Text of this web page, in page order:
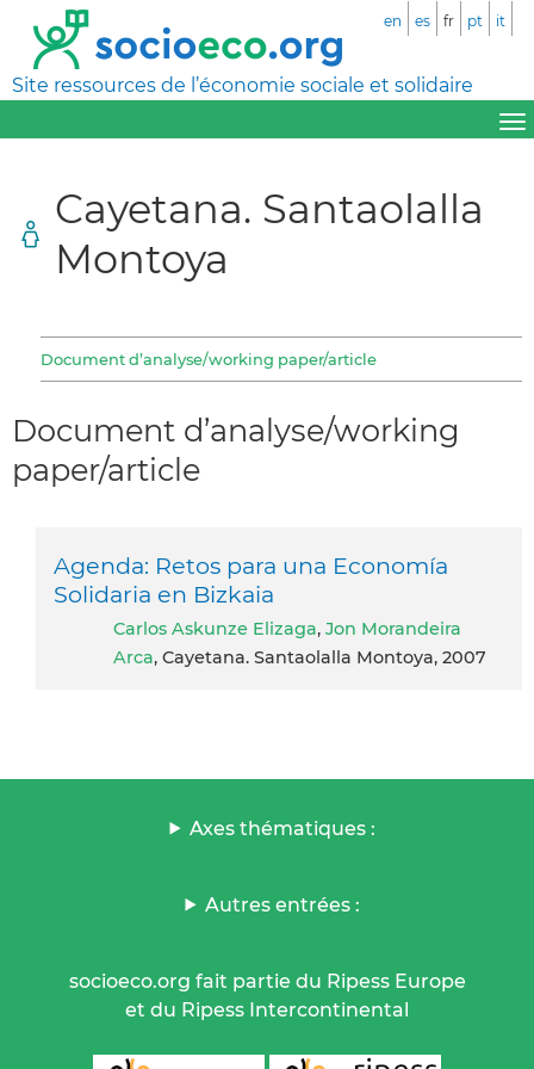
Site ressources de l’économie sociale et solidaire
en es fr pt it
Cayetana. Santaolalla
Montoya
Document d’analyse/working paper/article
Document d’analyse/working
paper/article
Agenda: Retos para una Economía
Solidaria en Bizkaia
Carlos Askunze Elizaga, Jon Morandeira
Arca, Cayetana. Santaolalla Montoya, 2007
Axes thématiques :
Autres entrées :
socioeco.org fait partie du Ripess Europe
et du Ripess Intercontinental